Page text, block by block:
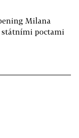
Milana
státními poctami